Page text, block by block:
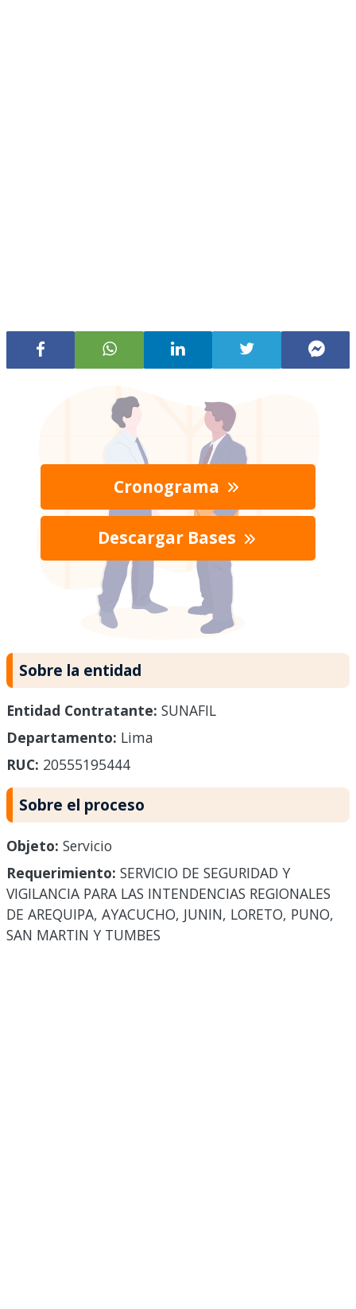
Cronograma
Descargar Bases
Sobre la entidad
Entidad Contratante: SUNAFIL
Departamento: Lima
RUC: 20555195444
Sobre el proceso
Objeto: Servicio
Requerimiento: SERVICIO DE SEGURIDAD Y
VIGILANCIA PARA LAS INTENDENCIAS REGIONALES
DE AREQUIPA, AYACUCHO, JUNIN, LORETO, PUNO,
SAN MARTIN Y TUMBES